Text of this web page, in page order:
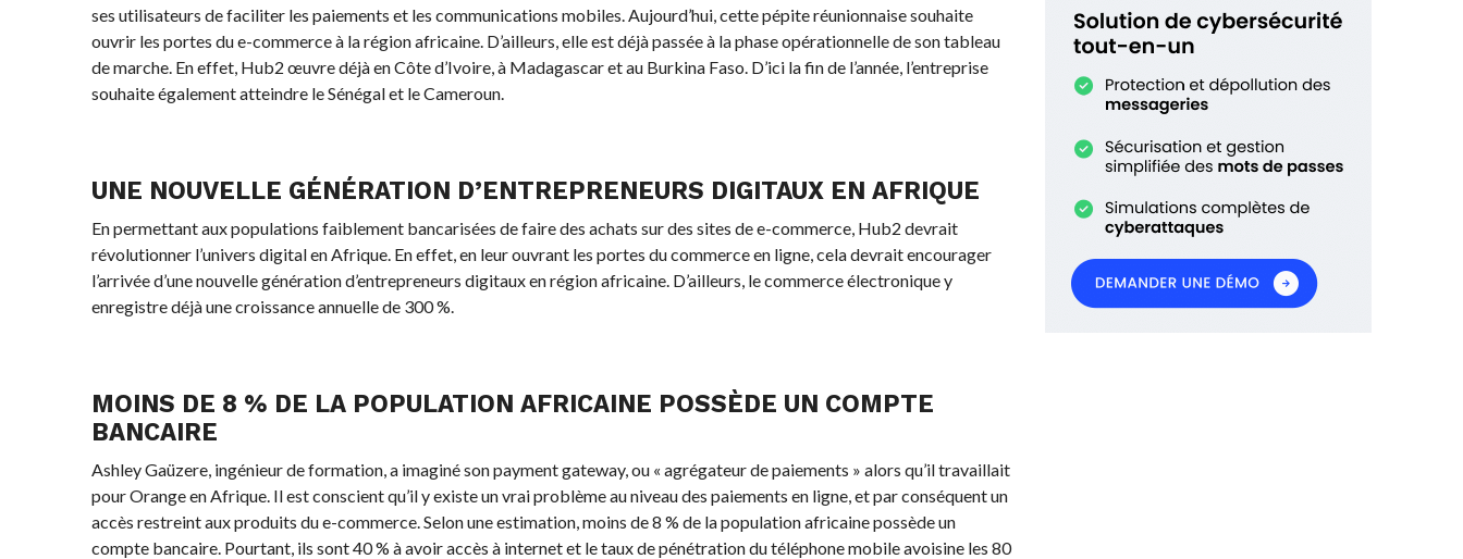
ses utilisateurs de faciliter les paiements et les communications mobiles. Aujourd’hui, cette pépite réunionnaise souhaite
ouvrir les portes du e-commerce à la région africaine. D’ailleurs, elle est déjà passée à la phase opérationnelle de son tableau
de marche. En effet, Hub2 œuvre déjà en Côte d’Ivoire, à Madagascar et au Burkina Faso. D’ici la fin de l’année, l’entreprise
souhaite également atteindre le Sénégal et le Cameroun.
UNE NOUVELLE GÉNÉRATION D’ENTREPRENEURS DIGITAUX EN AFRIQUE
En permettant aux populations faiblement bancarisées de faire des achats sur des sites de e-commerce, Hub2 devrait
révolutionner l’univers digital en Afrique. En effet, en leur ouvrant les portes du commerce en ligne, cela devrait encourager
l’arrivée d’une nouvelle génération d’entrepreneurs digitaux en région africaine. D’ailleurs, le commerce électronique y
enregistre déjà une croissance annuelle de 300 %.
MOINS DE 8 % DE LA POPULATION AFRICAINE POSSÈDE UN COMPTE
BANCAIRE
Ashley Gaüzere, ingénieur de formation, a imaginé son payment gateway, ou « agrégateur de paiements » alors qu’il travaillait
pour Orange en Afrique. Il est conscient qu’il y existe un vrai problème au niveau des paiements en ligne, et par conséquent un
accès restreint aux produits du e-commerce. Selon une estimation, moins de 8 % de la population africaine possède un
compte bancaire. Pourtant, ils sont 40 % à avoir accès à internet et le taux de pénétration du téléphone mobile avoisine les 80